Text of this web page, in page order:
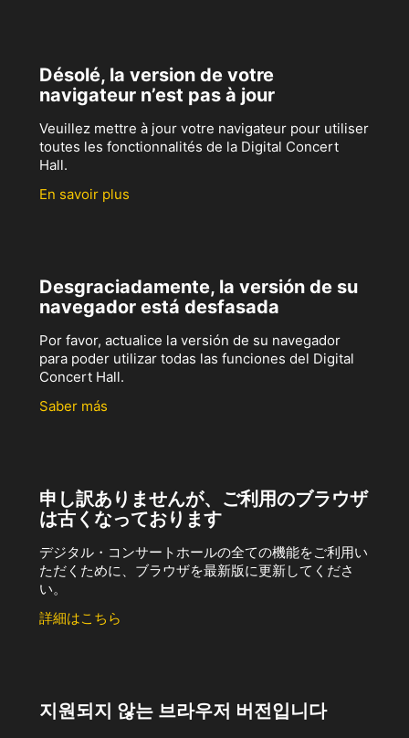
Désolé, la version de votre
navigateur n’est pas à jour
Veuillez mettre à jour votre navigateur pour utiliser
toutes les fonctionnalités de la Digital Concert
Hall.
En savoir plus
Desgraciadamente, la versión de su
navegador está desfasada
Por favor, actualice la versión de su navegador
para poder utilizar todas las funciones del Digital
Concert Hall.
Saber más
申し訳ありませんが、ご利用のブラウザ
は古くなっております
デジタル・コンサートホールの全ての機能をご利用い
ただくために、ブラウザを最新版に更新してくださ
い。
詳細はこちら
지원되지 않는 브라우저 버전입니다